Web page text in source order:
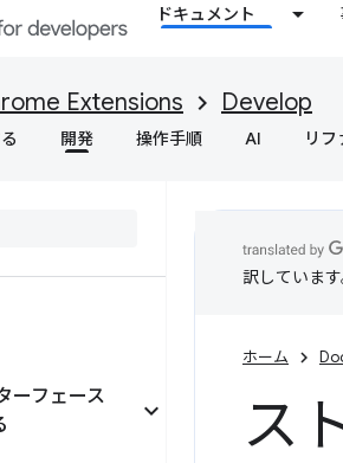
ドキュメント
Extensions Develop
開発 操作手順 AI リフ
ーフェース
訳していま
ホーム
ス